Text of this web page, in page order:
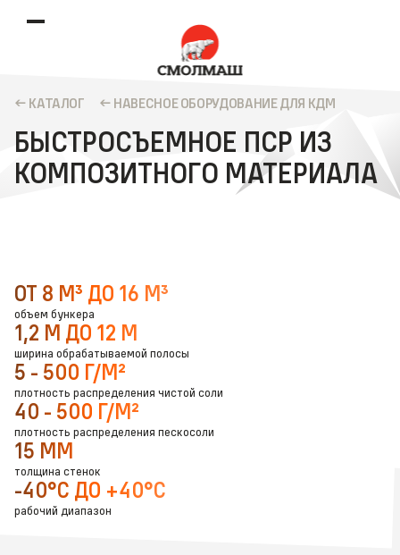
КАТАЛОГ НАВЕСНОЕ ОБОРУДОВАНИЕ ДЛЯ КДМ
БЫСТРОСЪЕМНОЕ ПСР ИЗ
КОМПОЗИТНОГО МАТЕРИАЛА
ОТ 8 М³ ДО 16 М³
объем бункера
1,2 М ДО 12 М
ширина обрабатываемой полосы
5 - 500 Г/М²
плотность распределения чистой соли
40 - 500 Г/М²
плотность распределения пескосоли
15 ММ
толщина стенок
-40°С ДО +40°С
рабочий диапазон